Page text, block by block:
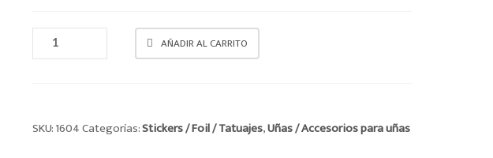
CINTITA
AÑADIR AL CARRITO
SKU:1604Categorías:Stickers / Foil / Tatuajes,Uñas / Accesorios para uñas